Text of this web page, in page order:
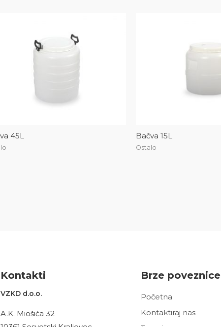
45L Bačva 15L
Ostalo
Kontakti
VZKD d.o.o.
A.K. Miošića 32
Brze poveznice
Početna
Kontaktiraj nas